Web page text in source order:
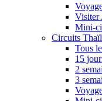
Visiter
Mini-
Circuits
Tous
15
2
3